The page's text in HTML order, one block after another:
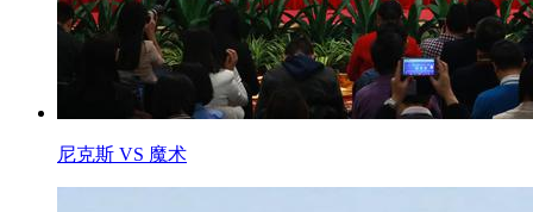
尼克斯 VS 魔术